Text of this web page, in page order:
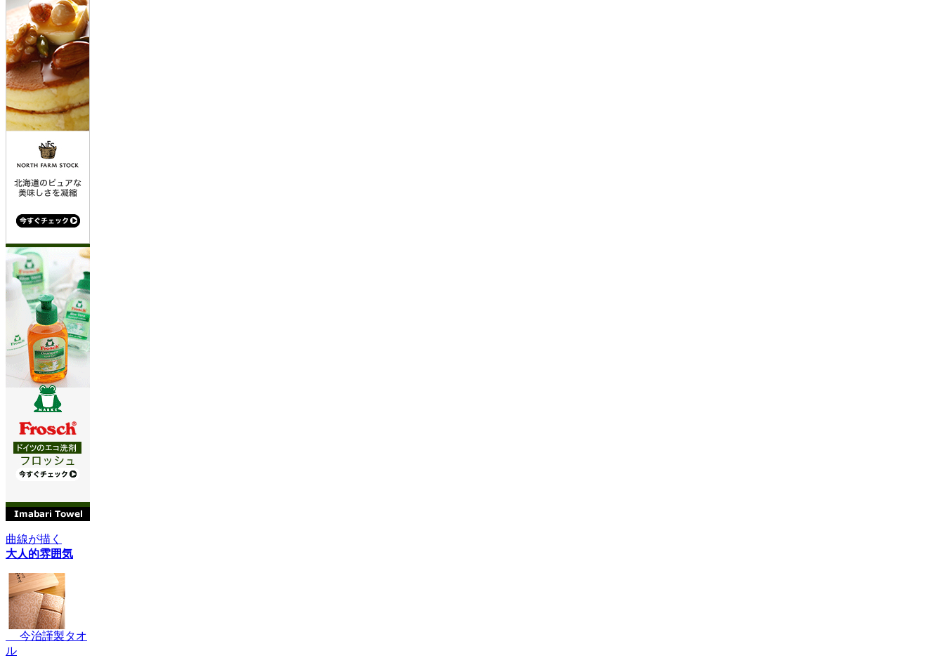
曲線が描く
大人的雰囲気
今治謹製タオ
ル